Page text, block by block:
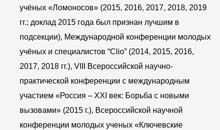
учёных «Ломоносов» (2015, 2016, 2017, 2018, 2019
гг.; доклад 2015 года был признан лучшим в
подсекции), Международной конференции молодых
учёных и специалистов “Clio” (2014, 2015, 2016,
2017, 2018 гг.), VIII Всероссийской научно-
практической конференции с международным
участием «Россия – XXI век: Борьба с новыми
вызовами» (2015 г.), Всероссийской научной
конференции молодых ученых «Ключевские